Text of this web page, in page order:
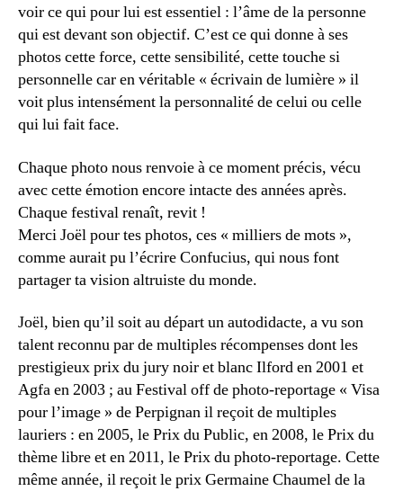
voir ce qui pour lui est essentiel : l’âme de la personne
qui est devant son objectif. C’est ce qui donne à ses
photos cette force, cette sensibilité, cette touche si
personnelle car en véritable « écrivain de lumière » il
voit plus intensément la personnalité de celui ou celle
qui lui fait face.
Chaque photo nous renvoie à ce moment précis, vécu
avec cette émotion encore intacte des années après.
Chaque festival renaît, revit !
Merci Joël pour tes photos, ces « milliers de mots »,
comme aurait pu l’écrire Confucius, qui nous font
partager ta vision altruiste du monde.
Joël, bien qu’il soit au départ un autodidacte, a vu son
talent reconnu par de multiples récompenses dont les
prestigieux prix du jury noir et blanc Ilford en 2001 et
Agfa en 2003 ; au Festival off de photo-reportage « Visa
pour l’image » de Perpignan il reçoit de multiples
lauriers : en 2005, le Prix du Public, en 2008, le Prix du
thème libre et en 2011, le Prix du photo-reportage. Cette
même année, il reçoit le prix Germaine Chaumel de la